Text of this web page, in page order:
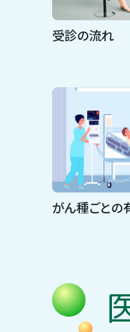
受診の流れ
がん種ごとの